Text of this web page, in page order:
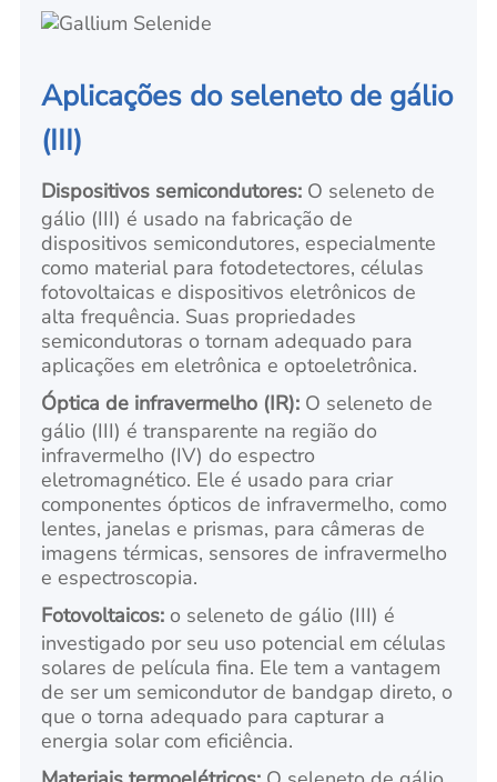
Aplicações do seleneto de gálio
(III)
Dispositivos semicondutores: O seleneto de
gálio (III) é usado na fabricação de
dispositivos semicondutores, especialmente
como material para fotodetectores, células
fotovoltaicas e dispositivos eletrônicos de
alta frequência. Suas propriedades
semicondutoras o tornam adequado para
aplicações em eletrônica e optoeletrônica.
Óptica de infravermelho (IR): O seleneto de
gálio (III) é transparente na região do
infravermelho (IV) do espectro
eletromagnético. Ele é usado para criar
componentes ópticos de infravermelho, como
lentes, janelas e prismas, para câmeras de
imagens térmicas, sensores de infravermelho
e espectroscopia.
Fotovoltaicos: o seleneto de gálio (III) é
investigado por seu uso potencial em células
solares de película fina. Ele tem a vantagem
de ser um semicondutor de bandgap direto, o
que o torna adequado para capturar a
energia solar com eficiência.